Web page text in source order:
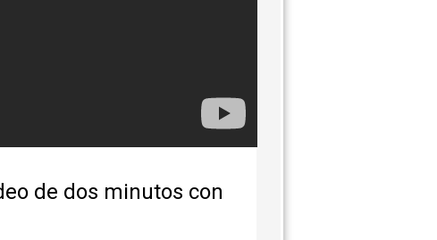
de dos minutos con